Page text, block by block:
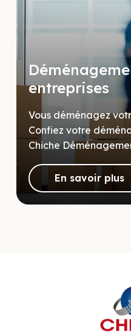
entreprises
Vous déménagez
Confiez votre
Chiche
En savoir plus